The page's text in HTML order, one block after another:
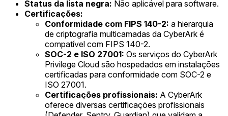
Status da lista negra: Não aplicável para software.
Certificações:
Conformidade com FIPS 140-2: a hierarquia
de criptografia multicamadas da CyberArk é
compatível com FIPS 140-2.
SOC-2 e ISO 27001: Os serviços do CyberArk
Privilege Cloud são hospedados em instalações
certificadas para conformidade com SOC-2 e
ISO 27001.
Certificações profissionais: A CyberArk
oferece diversas certificações profissionais